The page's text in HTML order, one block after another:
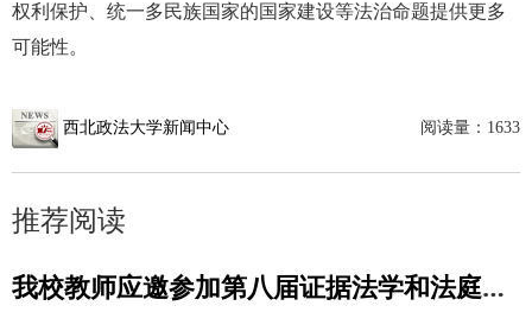
权利保护、统一多民族国家的国家建设等法治命题提供更多
可能性。
西北政法大学新闻中心 阅读量： 1633
推荐阅读
我校教师应邀参加第八届证据法学和法庭科学国际会议并作学术报告